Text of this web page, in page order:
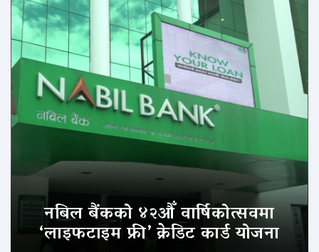
नबिल बैंकको ४२औँ वार्षिकोत्सवमा
‘लाइफटाइम फ्री’ क्रेडिट कार्ड योजना